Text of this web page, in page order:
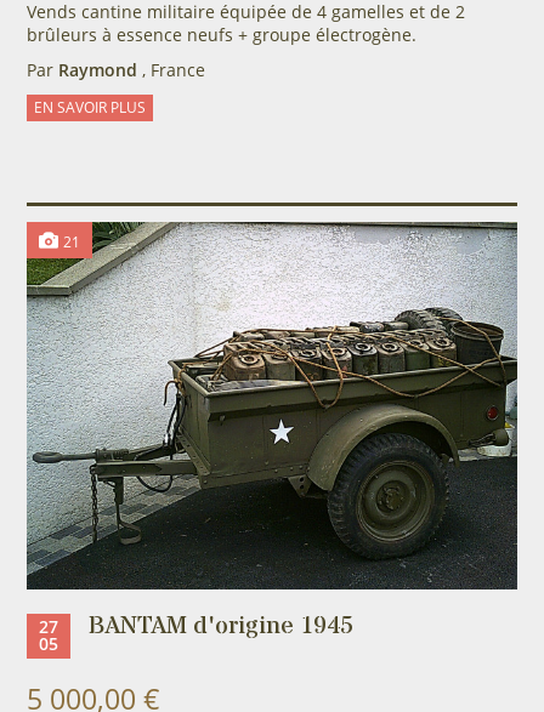
Vends cantine militaire équipée de 4 gamelles et de 2
brûleurs à essence neufs + groupe électrogène.
Par Raymond , France
EN SAVOIR PLUS
21
27
05 BANTAM d'origine 1945
5 000,00 €